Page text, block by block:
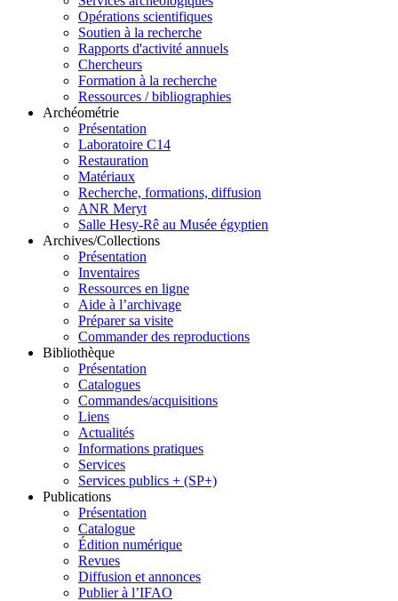
Opérations scientifiques
Soutien à la recherche
Rapports d'activité annuels
Chercheurs
Formation à la recherche
Ressources / bibliographies
Archéométrie
Présentation
Laboratoire C14
Restauration
Matériaux
Recherche, formations, diffusion
ANR Meryt
Salle Hesy-Rê au Musée égyptien
Archives/Collections
Présentation
Inventaires
Ressources en ligne
Aide à l’archivage
Préparer sa visite
Commander des reproductions
Bibliothèque
Présentation
Catalogues
Commandes/acquisitions
Liens
Actualités
Informations pratiques
Services
Services publics + (SP+)
Publications
Présentation
Catalogue
Édition numérique
Revues
Diffusion et annonces
Publier à l’IFAO